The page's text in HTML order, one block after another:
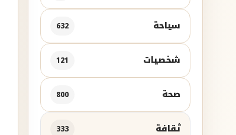
سياحة 632
شخصيات 121
صحة 800
ثقافة 333